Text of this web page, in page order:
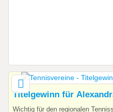
Titelgewinn für
Wichtig für den regionalen